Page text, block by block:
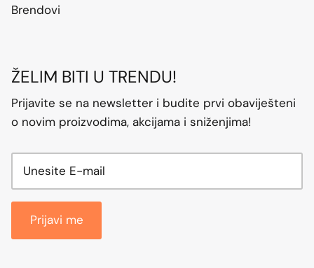
Brendovi
ŽELIM BITI U TRENDU!
Prijavite se na newsletter i budite prvi obaviješteni
o novim proizvodima, akcijama i sniženjima!
Prijavi me